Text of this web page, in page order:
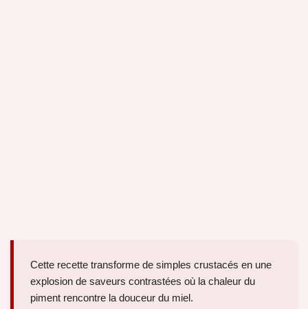
Cette recette transforme de simples crustacés en une
explosion de saveurs contrastées où la chaleur du
piment rencontre la douceur du miel.